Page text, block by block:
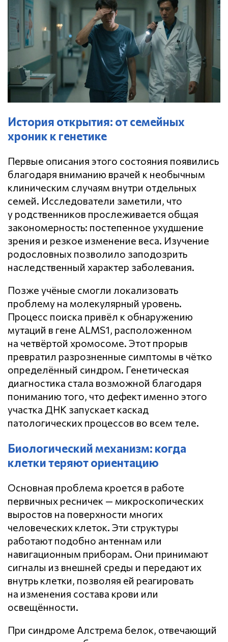
История открытия: от семейных
хроник к генетике
Первые описания этого состояния появились
благодаря вниманию врачей к необычным
клиническим случаям внутри отдельных
семей. Исследователи заметили, что
у родственников прослеживается общая
закономерность: постепенное ухудшение
зрения и резкое изменение веса. Изучение
родословных позволило заподозрить
наследственный характер заболевания.
Позже учёные смогли локализовать
проблему на молекулярный уровень.
Процесс поиска привёл к обнаружению
мутаций в гене ALMS1, расположенном
на четвёртой хромосоме. Этот прорыв
превратил разрозненные симптомы в чётко
определённый синдром. Генетическая
диагностика стала возможной благодаря
пониманию того, что дефект именно этого
участка ДНК запускает каскад
патологических процессов во всем теле.
Биологический механизм: когда
клетки теряют ориентацию
Основная проблема кроется в работе
первичных ресничек — микроскопических
выростов на поверхности многих
человеческих клеток. Эти структуры
работают подобно антеннам или
навигационным приборам. Они принимают
сигналы из внешней среды и передают их
внутрь клетки, позволяя ей реагировать
на изменения состава крови или
освещённости.
При синдроме Алстрема белок, отвечающий